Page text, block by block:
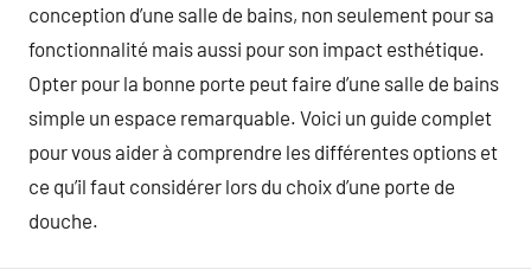
conception d’une salle de bains, non seulement pour sa
fonctionnalité mais aussi pour son impact esthétique.
Opter pour la bonne porte peut faire d’une salle de bains
simple un espace remarquable. Voici un guide complet
pour vous aider à comprendre les différentes options et
ce qu’il faut considérer lors du choix d’une porte de
douche.